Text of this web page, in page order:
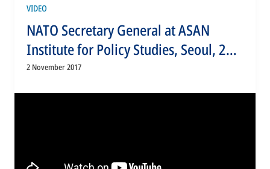
VIDEO
NATO Secretary General at ASAN
Institute for Policy Studies, Seoul, 2
NOV 2017, Part 1 of 2
2 November 2017